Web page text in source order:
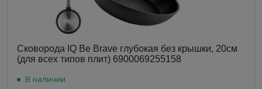
Сковорода IQ Be Brave глубокая без крышки, 20см
(для всех типов плит) 6900069255158
В наличии